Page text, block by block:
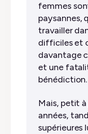
femmes
paysannes,
travailler
difficiles et
davantage
et une
bénédiction.
Mais, petit
années,
supérieures